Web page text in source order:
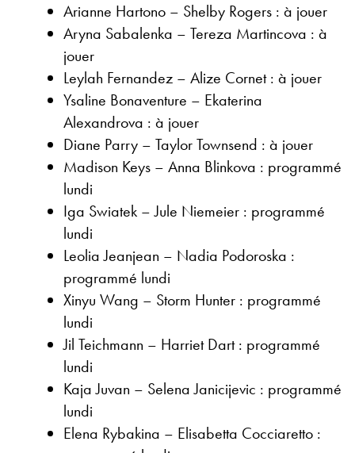
Arianne Hartono – Shelby Rogers : à jouer
Aryna Sabalenka – Tereza Martincova : à
jouer
Leylah Fernandez – Alize Cornet : à jouer
Ysaline Bonaventure – Ekaterina
Alexandrova : à jouer
Diane Parry – Taylor Townsend : à jouer
Madison Keys – Anna Blinkova : programmé
lundi
Iga Swiatek – Jule Niemeier : programmé
lundi
Leolia Jeanjean – Nadia Podoroska :
programmé lundi
Xinyu Wang – Storm Hunter : programmé
lundi
Jil Teichmann – Harriet Dart : programmé
lundi
Kaja Juvan – Selena Janicijevic : programmé
lundi
Elena Rybakina – Elisabetta Cocciaretto :